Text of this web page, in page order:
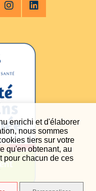
enrichi et d'élaborer
nous sommes
tiers sur votre
qu'en obtenant, au
pour chacun de ces